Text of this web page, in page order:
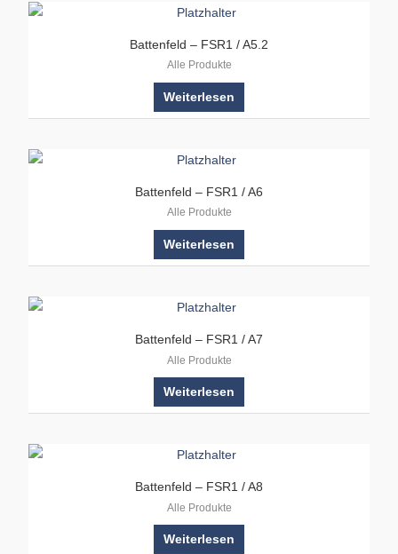
Battenfeld – FSR1 / A5.2
Alle Produkte
Weiterlesen
Battenfeld – FSR1 / A6
Alle Produkte
Weiterlesen
Battenfeld – FSR1 / A7
Alle Produkte
Weiterlesen
Battenfeld – FSR1 / A8
Alle Produkte
Weiterlesen